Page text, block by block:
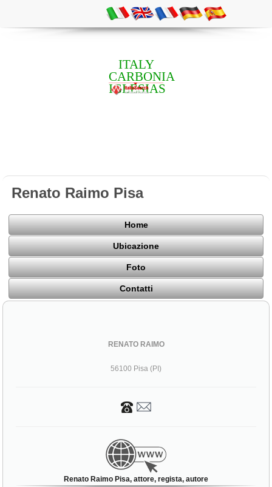
ITALY
CARBONIA
IGLESIAS
Renato Raimo Pisa
Home
Ubicazione
Foto
Contatti
RENATO RAIMO
56100 Pisa (PI)
Renato Raimo Pisa, attore, regista, autore